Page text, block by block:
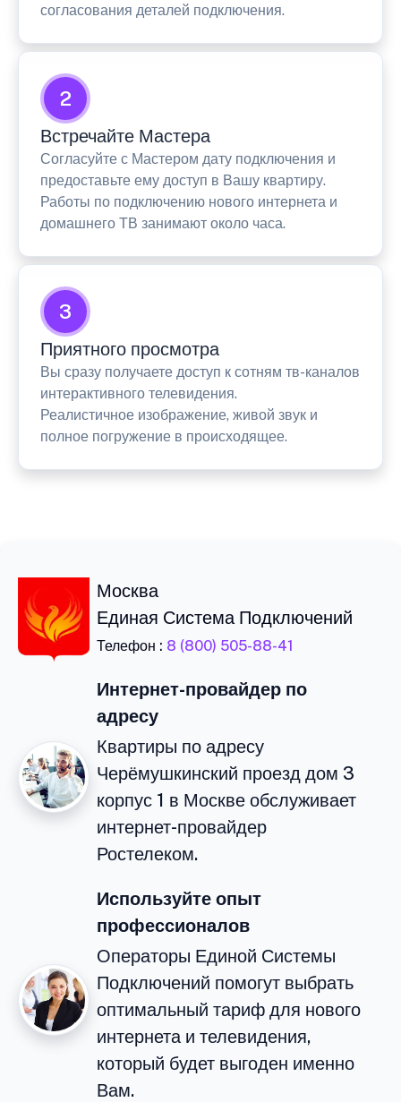
согласования деталей подключения.
2
Встречайте Мастера
Согласуйте с Мастером дату подключения и
предоставьте ему доступ в Вашу квартиру.
Работы по подключению нового интернета и
домашнего ТВ занимают около часа.
3
Приятного просмотра
Вы сразу получаете доступ к сотням тв-каналов
интерактивного телевидения.
Реалистичное изображение, живой звук и
полное погружение в происходящее.
Москва
Единая Система Подключений
Телефон : 8 (800) 505-88-41
Интернет-провайдер по
адресу
Квартиры по адресу
Черёмушкинский проезд дом 3
корпус 1 в Москве обслуживает
интернет-провайдер
Ростелеком.
Используйте опыт
профессионалов
Операторы Единой Системы
Подключений помогут выбрать
оптимальный тариф для нового
интернета и телевидения,
который будет выгоден именно
Вам.